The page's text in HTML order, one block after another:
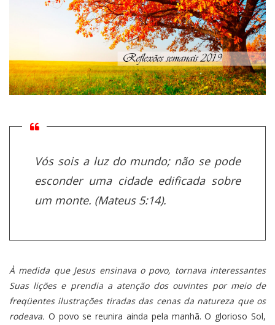
Vós sois a luz do mundo; não se pode
esconder uma cidade edificada sobre
um monte. (Mateus 5:14).
À medida que Jesus ensinava o povo, tornava interessantes
Suas lições e prendia a atenção dos ouvintes por meio de
freqüentes ilustrações tiradas das cenas da natureza que os
rodeava. O povo se reunira ainda pela manhã. O glorioso Sol,